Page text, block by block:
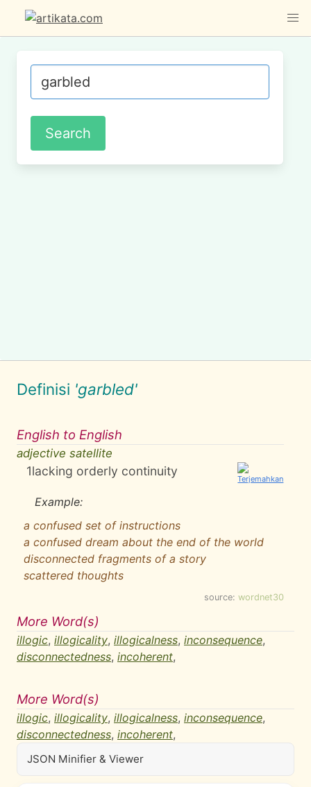
Definisi 'garbled'
English to English
adjective satellite
1lacking orderly continuity
Example:
a confused set of instructions
a confused dream about the end of the world
disconnected fragments of a story
scattered thoughts
source: wordnet30
More Word(s)
illogic, illogicality, illogicalness, inconsequence,
disconnectedness, incoherent,
More Word(s)
illogic, illogicality, illogicalness, inconsequence,
disconnectedness, incoherent,
JSON Minifier & Viewer